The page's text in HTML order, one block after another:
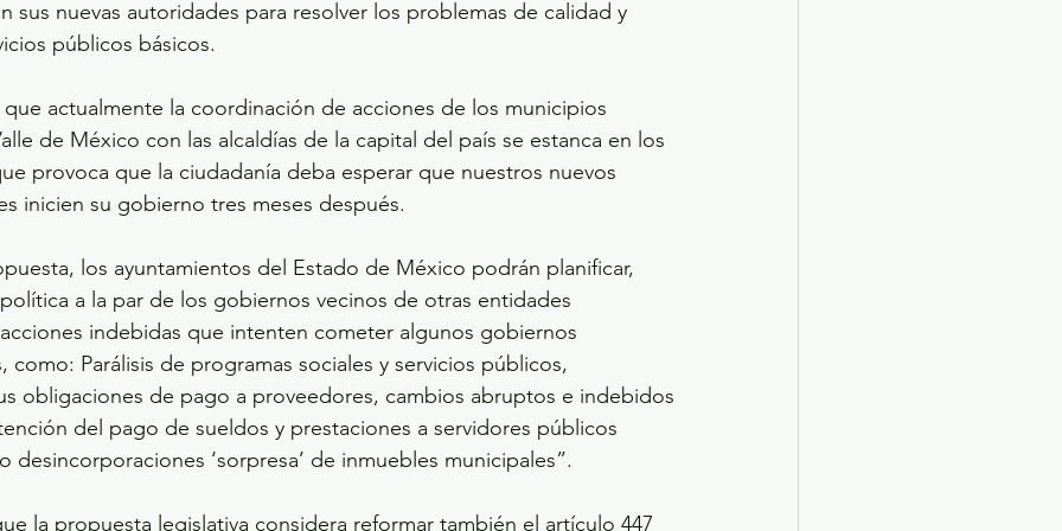
sus nuevas autoridades para resolver los problemas de calidad y
públicos básicos.
actualmente la coordinación de acciones de los municipios
de México con las alcaldías de la capital del país se estanca en los
provoca que la ciudadanía deba esperar que nuestros nuevos
inicien su gobierno tres meses después.
los ayuntamientos del Estado de México podrán planificar,
a la par de los gobiernos vecinos de otras entidades
indebidas que intenten cometer algunos gobiernos
como: Parálisis de programas sociales y servicios públicos,
obligaciones de pago a proveedores, cambios abruptos e indebidos
del pago de sueldos y prestaciones a servidores públicos
desincorporaciones ‘sorpresa’ de inmuebles municipales”.
la propuesta legislativa considera reformar también el artículo 447